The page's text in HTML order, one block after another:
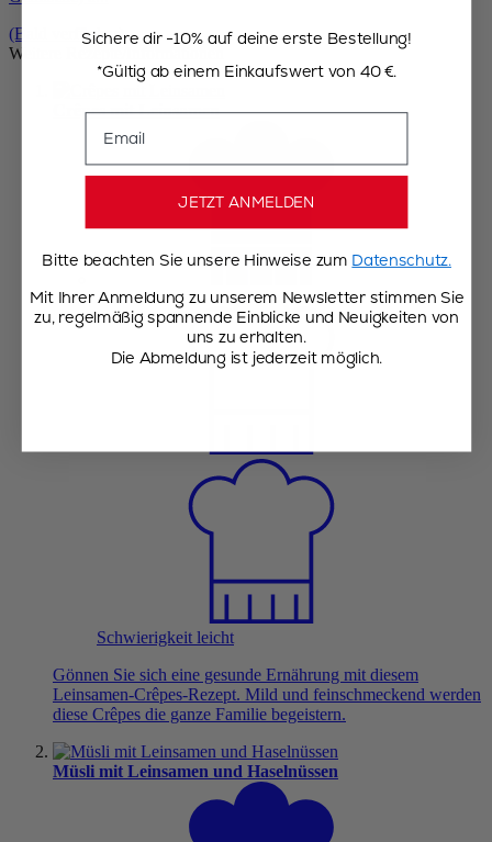
(Bald verfügbar)
Weitere Rezepte/Informationen
Crêpes mit Leinsamen
Schwierigkeit leicht
Gönnen Sie sich eine gesunde Ernährung mit diesem
Leinsamen-Crêpes-Rezept. Mild und feinschmeckend werden
diese Crêpes die ganze Familie begeistern.
Müsli mit Leinsamen und Haselnüssen
Sichere dir -10% auf deine erste Bestellung!
*Gültig ab einem Einkaufswert von 40 €.
Email
JETZT ANMELDEN
Bitte beachten Sie unsere Hinweise zum Datenschutz.
Mit Ihrer Anmeldung zu unserem Newsletter stimmen Sie
zu, regelmäßig spannende Einblicke und Neuigkeiten von
uns zu erhalten.
Die Abmeldung ist jederzeit möglich.